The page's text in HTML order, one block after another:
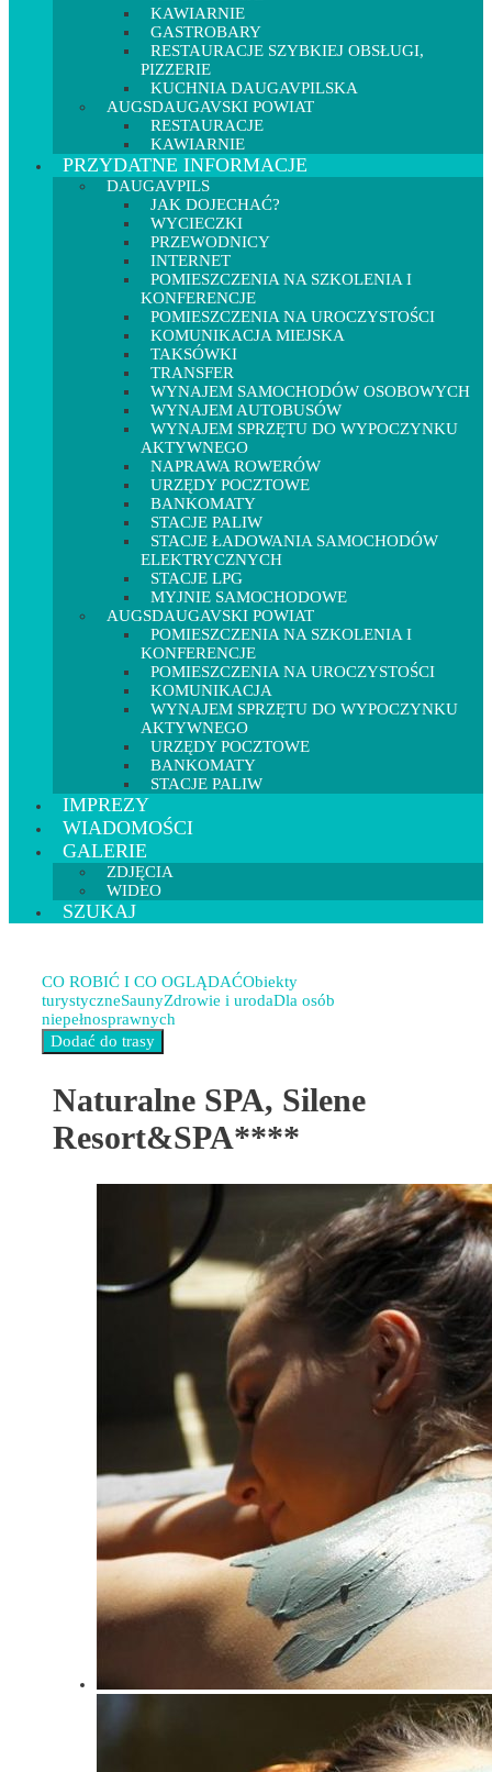
KAWIARNIE
GASTROBARY
RESTAURACJE SZYBKIEJ OBSŁUGI,
PIZZERIE
KUCHNIA DAUGAVPILSKA
AUGSDAUGAVSKI POWIAT
RESTAURACJE
KAWIARNIE
PRZYDATNE INFORMACJE
DAUGAVPILS
JAK DOJECHAĆ?
WYCIECZKI
PRZEWODNICY
INTERNET
POMIESZCZENIA NA SZKOLENIA I
KONFERENCJE
POMIESZCZENIA NA UROCZYSTOŚCI
KOMUNIKACJA MIEJSKA
TAKSÓWKI
TRANSFER
WYNAJEM SAMOCHODÓW OSOBOWYCH
WYNAJEM AUTOBUSÓW
WYNAJEM SPRZĘTU DO WYPOCZYNKU
AKTYWNEGO
NAPRAWA ROWERÓW
URZĘDY POCZTOWE
BANKOMATY
STACJE PALIW
STACJE ŁADOWANIA SAMOCHODÓW
ELEKTRYCZNYCH
STACJE LPG
MYJNIE SAMOCHODOWE
AUGSDAUGAVSKI POWIAT
POMIESZCZENIA NA SZKOLENIA I
KONFERENCJE
POMIESZCZENIA NA UROCZYSTOŚCI
KOMUNIKACJA
WYNAJEM SPRZĘTU DO WYPOCZYNKU
AKTYWNEGO
URZĘDY POCZTOWE
BANKOMATY
STACJE PALIW
IMPREZY
WIADOMOŚCI
GALERIE
ZDJĘCIA
WIDEO
SZUKAJ
CO ROBIĆ I CO OGLĄDAĆObiekty
turystyczneSaunyZdrowie i urodaDla osób
niepełnosprawnych
Naturalne SPA, Silene
Resort&SPA****